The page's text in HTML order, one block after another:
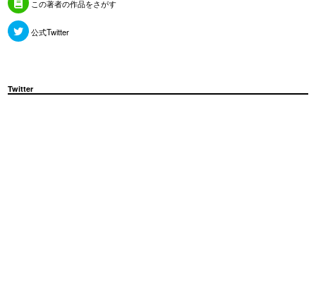
この著者の作品をさがす
公式Twitter
Twitter